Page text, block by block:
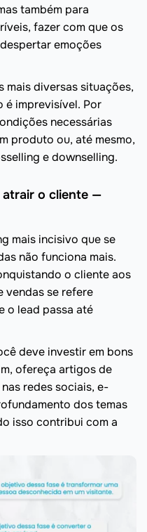
também para
fazer com que os
emoções
mais diversas situações,
imprevisível. Por
necessárias
produto ou, até mesmo,
e downselling.
atrair o cliente —
mais incisivo que se
não funciona mais.
o cliente aos
vendas se refere
o lead passa até
deve investir em bons
ofereça artigos de
redes sociais, e-
dos temas
isso contribui com a